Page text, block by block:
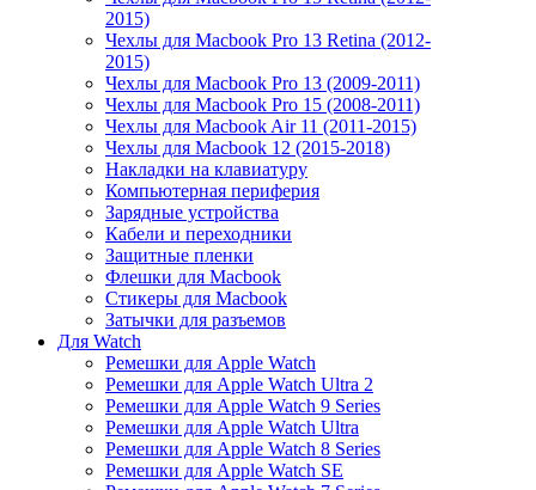
2015)
Чехлы для Macbook Pro 13 Retina (2012-
2015)
Чехлы для Macbook Pro 13 (2009-2011)
Чехлы для Macbook Pro 15 (2008-2011)
Чехлы для Macbook Air 11 (2011-2015)
Чехлы для Macbook 12 (2015-2018)
Накладки на клавиатуру
Компьютерная периферия
Зарядные устройства
Кабели и переходники
Защитные пленки
Флешки для Macbook
Стикеры для Macbook
Затычки для разъемов
Для Watch
Ремешки для Apple Watch
Ремешки для Apple Watch Ultra 2
Ремешки для Apple Watch 9 Series
Ремешки для Apple Watch Ultra
Ремешки для Apple Watch 8 Series
Ремешки для Apple Watch SE